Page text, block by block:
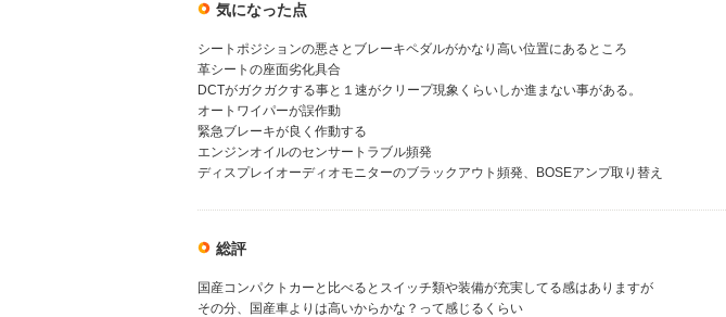
気になった点
シートポジションの悪さとブレーキペダルがかなり高い位置にあるところ
革シートの座面劣化具合
DCTがガクガクする事と１速がクリープ現象くらいしか進まない事がある。
オートワイパーが誤作動
緊急ブレーキが良く作動する
エンジンオイルのセンサートラブル頻発
ディスプレイオーディオモニターのブラックアウト頻発、BOSEアンプ取り替え
総評
国産コンパクトカーと比べるとスイッチ類や装備が充実してる感はありますが
その分、国産車よりは高いからかな？って感じるくらい